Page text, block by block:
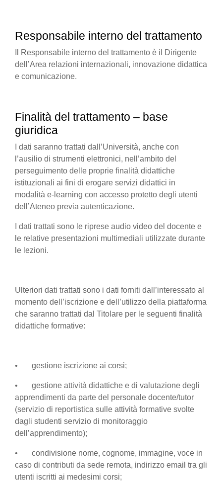
Responsabile interno del trattamento
Il Responsabile interno del trattamento è il Dirigente
dell’Area relazioni internazionali, innovazione didattica
e comunicazione.
Finalità del trattamento – base
giuridica
I dati saranno trattati dall’Università, anche con
l’ausilio di strumenti elettronici, nell’ambito del
perseguimento delle proprie finalità didattiche
istituzionali ai fini di erogare servizi didattici in
modalità e-learning con accesso protetto degli utenti
dell’Ateneo previa autenticazione.
I dati trattati sono le riprese audio video del docente e
le relative presentazioni multimediali utilizzate durante
le lezioni.
Ulteriori dati trattati sono i dati forniti dall’interessato al
momento dell’iscrizione e dell’utilizzo della piattaforma
che saranno trattati dal Titolare per le seguenti finalità
didattiche formative:
• gestione iscrizione ai corsi;
• gestione attività didattiche e di valutazione degli
apprendimenti da parte del personale docente/tutor
(servizio di reportistica sulle attività formative svolte
dagli studenti servizio di monitoraggio
dell’apprendimento);
• condivisione nome, cognome, immagine, voce in
caso di contributi da sede remota, indirizzo email tra gli
utenti iscritti ai medesimi corsi;